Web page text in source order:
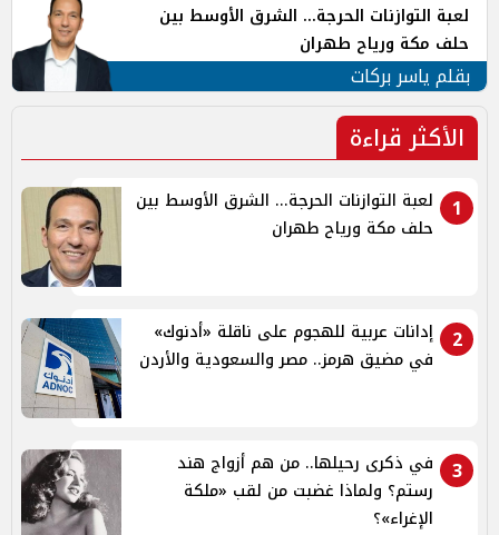
لعبة التوازنات الحرجة... الشرق الأوسط بين
حلف مكة ورياح طهران
بقلم ياسر بركات
الأكثر قراءة
1
لعبة التوازنات الحرجة... الشرق الأوسط بين
حلف مكة ورياح طهران
2
إدانات عربية للهجوم على ناقلة «أدنوك»
في مضيق هرمز.. مصر والسعودية والأردن
3
في ذكرى رحيلها.. من هم أزواج هند
رستم؟ ولماذا غضبت من لقب «ملكة
الإغراء»؟